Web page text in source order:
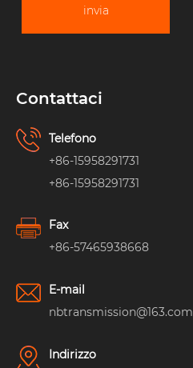
invia
Contattaci
Telefono
+86-15958291731
+86-15958291731
Fax
+86-57465938668
E-mail
nbtransmission@163.com
Indirizzo